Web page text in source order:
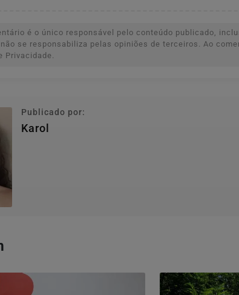
é o único responsável pelo conteúdo publicado,
se responsabiliza pelas opiniões de terceiros. Ao
Privacidade.
Publicado por:
Karol